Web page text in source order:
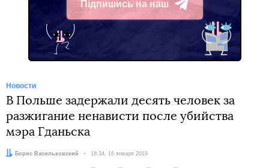
Підпишись на наш
Telegram
Новости
В Польше задержали десять человек за
разжигание ненависти после убийства
мэра Гданьска
Автор:Борис Васильковский Дата:
18:34, 16 января 2019